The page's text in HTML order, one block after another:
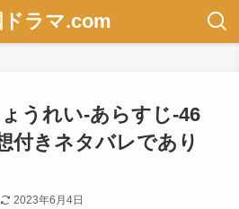
ドラマ.com
うれい-あらすじ-46
付きネタバレであり
2023年6月4日